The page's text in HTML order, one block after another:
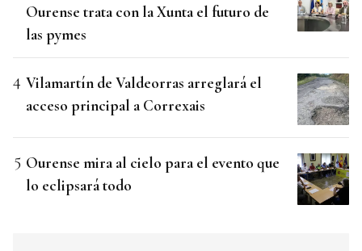
Ourense trata con la Xunta el futuro de
las pymes
Vilamartín de Valdeorras arreglará el
acceso principal a Correxais
Ourense mira al cielo para el evento que
lo eclipsará todo